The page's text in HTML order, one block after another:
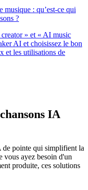
musique : qu’est-ce qui
?
» et « AI music
AI et choisissez le bon
et les utilisations de
IA
pointe qui simplifient la
vous ayez besoin d'un
produite, ces solutions